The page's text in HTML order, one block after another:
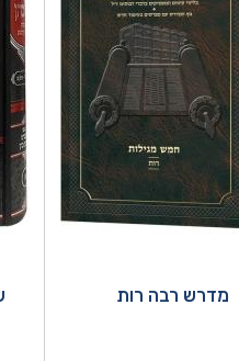
מדרש רבה רות